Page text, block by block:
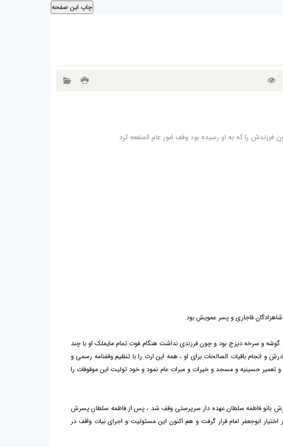
فرزندش را که به او رسیده بود وقف امور عام المنفعه کرد
شاهزادگان قاجاری و پسر عمویش بود.
گوشه و سرخه دیزج بود و چون فرزندی نداشت هنگام فوت تمام مایملک او با چند
و انجام باقیات الصالحات برای او ، همه این ارث را با تنظیم وقفنامه رسمی و
و تعمیر حسینیه و مسجد و خیرات و مبرات عام نمود و خود تولیت این موقوفات را
بانو فاطمه سلطان عهده دار سرپرستی وقف شد ، پس از فاطمه سلطان پسرش
ابوجعفر امام قرار گرفت و هم اکنون این مسئولیت و اجرای نیات واقف در